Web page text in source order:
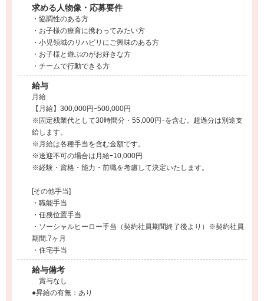
求める人物像・応募要件
・協調性のある方
・お子様の療育に携わってみたい方
・小児領域のリハビリにご興味のある方
・お子様と遊ぶのがお好きな方
・チームで行動できる方
給与
月給
【月給】300,000円ｰ500,000円
※固定残業代として30時間分・55,000円ｰを含む。超過分は別途支
給します。
※月給は各種手当を含む金額です。
※送迎不可の場合は月給ｰ10,000円
※経験・資格・能力・前職を考慮して決定いたします。
[その他手当]
・職能手当
・任務位置手当
・ソーシャルヒーロー手当（契約社員期間終了後より）※契約社員
期間:7ヶ月
・住宅手当
給与備考
賞与なし
●昇給の有無：あり